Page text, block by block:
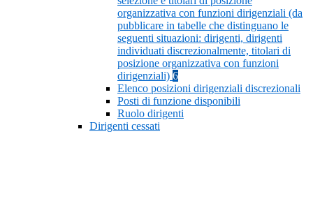
organizzativa con funzioni dirigenziali (da
pubblicare in tabelle che distinguano le
seguenti situazioni: dirigenti, dirigenti
individuati discrezionalmente, titolari di
posizione organizzativa con funzioni
dirigenziali) 6
Elenco posizioni dirigenziali discrezionali
Posti di funzione disponibili
Ruolo dirigenti
Dirigenti cessati